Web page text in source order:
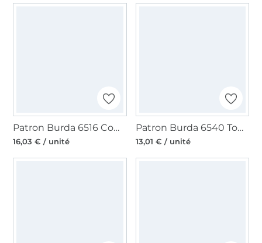
Patron Burda 6516 Combinaison, haut, pantalon, en français
16,03 € / unité
Patron Burda 6540 Top, robe, sans manches, en français
13,01 € / unité